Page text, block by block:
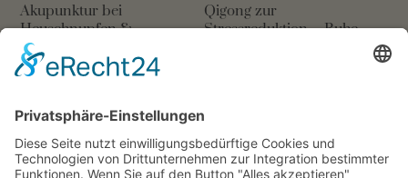
Akupunktur bei
Heuschnupfen &
Allergie: Natürlich
lindern
Qigong zur
Stressreduktion – Ruhe
Lassen Sie uns in Kontakt bleiben